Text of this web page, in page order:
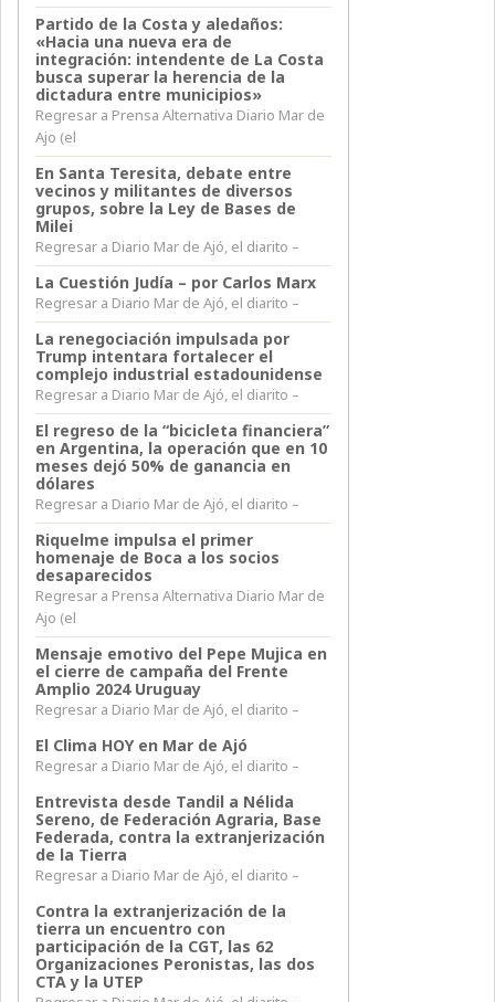
Partido de la Costa y aledaños:
«Hacia una nueva era de
integración: intendente de La Costa
busca superar la herencia de la
dictadura entre municipios»
Regresar a Prensa Alternativa Diario Mar de
Ajo (el
En Santa Teresita, debate entre
vecinos y militantes de diversos
grupos, sobre la Ley de Bases de
Milei
Regresar a Diario Mar de Ajó, el diarito –
La Cuestión Judía – por Carlos Marx
Regresar a Diario Mar de Ajó, el diarito –
La renegociación impulsada por
Trump intentara fortalecer el
complejo industrial estadounidense
Regresar a Diario Mar de Ajó, el diarito –
El regreso de la “bicicleta financiera”
en Argentina, la operación que en 10
meses dejó 50% de ganancia en
dólares
Regresar a Diario Mar de Ajó, el diarito –
Riquelme impulsa el primer
homenaje de Boca a los socios
desaparecidos
Regresar a Prensa Alternativa Diario Mar de
Ajo (el
Mensaje emotivo del Pepe Mujica en
el cierre de campaña del Frente
Amplio 2024 Uruguay
Regresar a Diario Mar de Ajó, el diarito –
El Clima HOY en Mar de Ajó
Regresar a Diario Mar de Ajó, el diarito –
Entrevista desde Tandil a Nélida
Sereno, de Federación Agraria, Base
Federada, contra la extranjerización
de la Tierra
Regresar a Diario Mar de Ajó, el diarito –
Contra la extranjerización de la
tierra un encuentro con
participación de la CGT, las 62
Organizaciones Peronistas, las dos
CTA y la UTEP